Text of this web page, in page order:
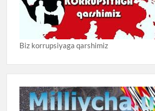
Biz korrupsiyaga qarshimiz